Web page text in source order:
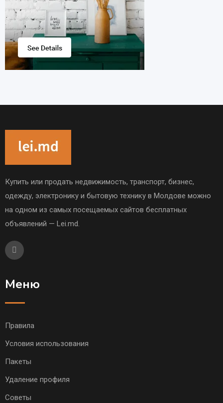
Купить или продать недвижимость, транспорт, бизнес,
одежду, электронику и бытовую технику в Молдове можно
на одном из самых посещаемых сайтов бесплатных
объявлений — Lei.md.
Меню
Правила
Условия использования
Пакеты
Удаление профиля
Советы